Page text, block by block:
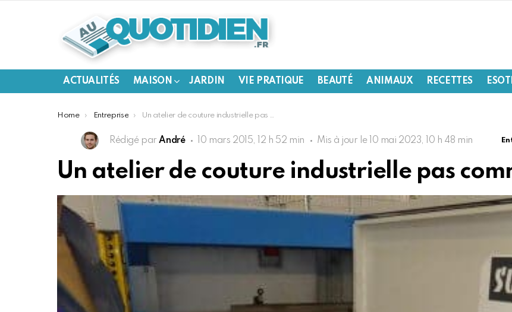
ACTUALITÉS MAISON JARDIN VIE PRATIQUE BEAUTÉ ANIMAUX RECETTES
You are here:
Home Entreprise Un atelier de couture industrielle pas comme les autres
Rédigé par André 10 mars 2015, 12 h 52 min Mis à jour le 10 mai 2023, 10 h 48 min
Un atelier de couture industrielle pas